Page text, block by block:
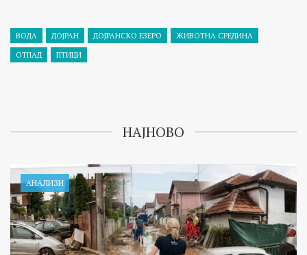
ВОДА ДОЈРАН ДОЈРАНСКО ЕЗЕРО
ЖИВОТНА СРЕДИНА
ОТПАД
ПТИЦИ
НАЈНОВО
АНАЛИЗИ